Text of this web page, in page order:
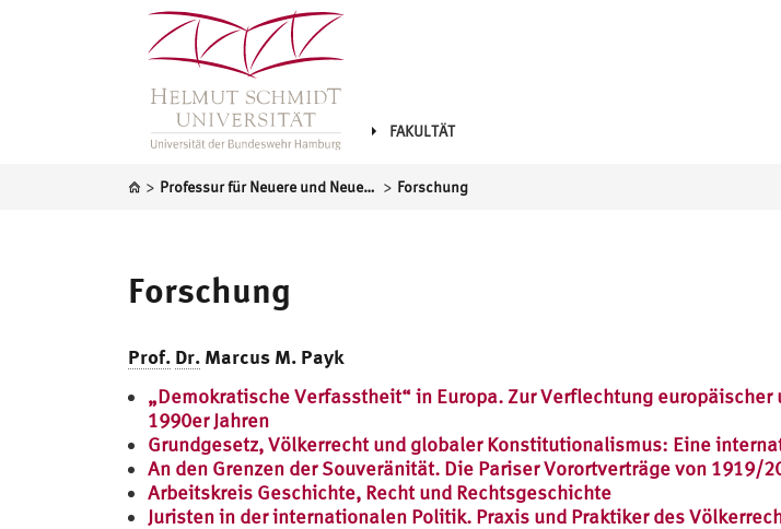
FAKULTÄT
> Professur für Neuere und Neueste Geschichte > Forschung
Forschung
Prof. Dr. Marcus M. Payk
„Demokratische Verfasstheit“ in Europa. Zur Verflechtung
1990er Jahren
Grundgesetz, Völkerrecht und globaler Konstitutionalismus: Eine
An den Grenzen der Souveränität. Die Pariser Vorortverträge von 1919/
Arbeitskreis Geschichte, Recht und Rechtsgeschichte
Juristen in der internationalen Politik. Praxis und Praktiker des